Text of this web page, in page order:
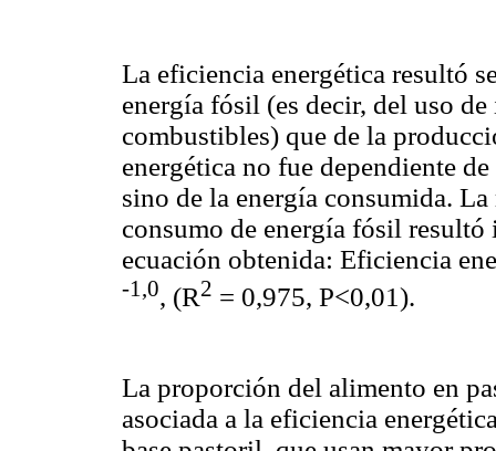
La eficiencia energética resultó
energía fósil (es decir, del uso
combustibles) que de la
energética no fue dependiente
sino de la energía consumida.
consumo de energía fósil
ecuación obtenida: Eficiencia
-1,0, (R2 = 0,975, P<0,01).
La proporción del alimento en
asociada a la eficiencia